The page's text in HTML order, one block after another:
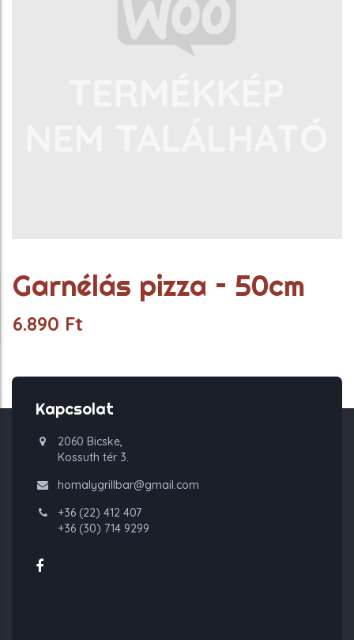
Garnélás pizza – 50cm
6.890 Ft
Kapcsolat
2060 Bicske,
Kossuth tér 3.
homalygrillbar@gmail.com
+36 (22) 412 407
+36 (30) 714 9299